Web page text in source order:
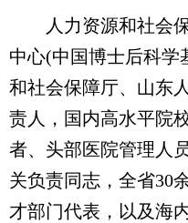
人力资源和社会保
中心(中国博士后科学
和社会保障厅、山东
责人，国内高水平院
者、头部医院管理人
关负责同志，全省30
才部门代表，以及海